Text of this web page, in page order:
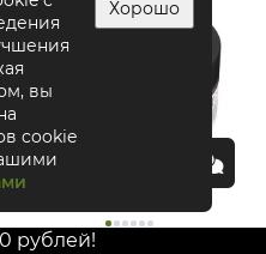
вы
cookie
Хорошо
рублей!